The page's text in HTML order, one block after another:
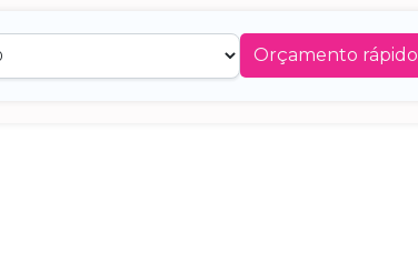
Orçamento rápido